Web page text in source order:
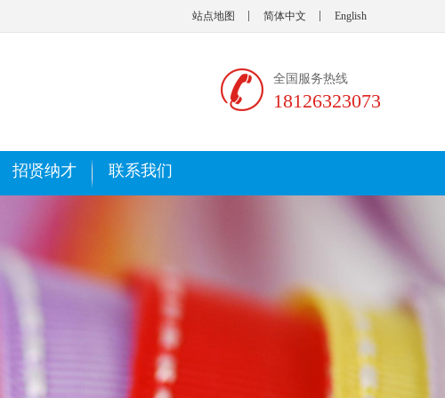
站点地图 简体中文 English
全国服务热线
18126323073
招贤纳才 联系我们